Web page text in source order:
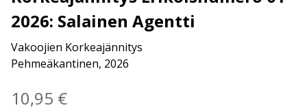
2026: Salainen Agentti
Vakoojien Korkeajännitys
Pehmeäkantinen, 2026
10,95 €